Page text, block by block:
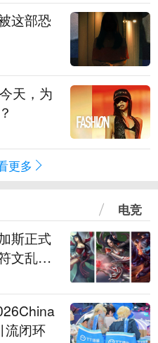
这部恐
天，为
更多
电竞
斯正式
文乱
流闭环